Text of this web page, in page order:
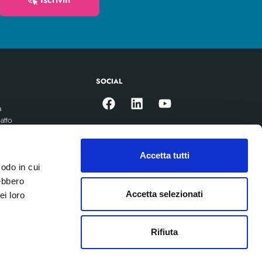
in cui
loro
Accetta tutti
Accetta selezionati
Rifiuta
Iscriviti
SOCIAL